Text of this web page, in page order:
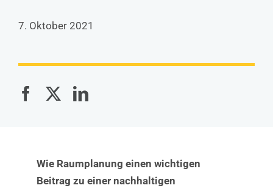
7. Oktober 2021
Wie Raumplanung einen wichtigen
Beitrag zu einer nachhaltigen